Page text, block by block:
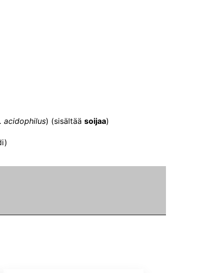
acidophilus) (sisältää soijaa)